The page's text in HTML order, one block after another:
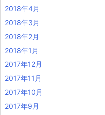
2018年4月
2018年3月
2018年2月
2018年1月
2017年12月
2017年11月
2017年10月
2017年9月